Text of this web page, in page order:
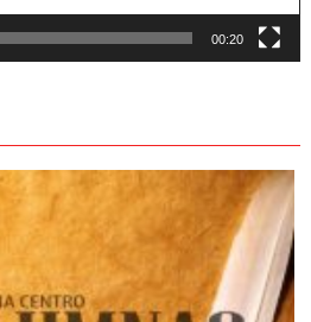
00:20